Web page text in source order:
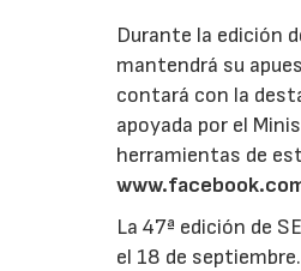
Durante la edición
mantendrá su
contará con la
apoyada por el
herramientas de
La 47ª edición de
el 18 de